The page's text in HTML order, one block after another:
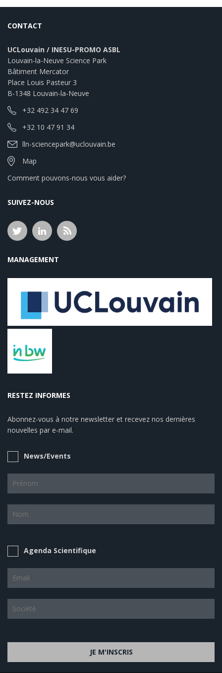
CONTACT
UCLouvain / INESU-PROMO ASBL
Louvain-la-Neuve Science Park
Bâtiment Mercator
Place Louis Pasteur 3
B-1348 Louvain-la-Neuve
+32 492 34 47 69
+32 10 47 91 34
lln-sciencepark@uclouvain.be
Map
Comment pouvons-nous vous aider?
SUIVEZ-NOUS
MANAGEMENT
RESTEZ INFORMES
Abonnez-vous à notre newsletter et recevez nos dernières
nouvelles par e-mail.
News/Events
Agenda Scientifique
JE M'INSCRIS